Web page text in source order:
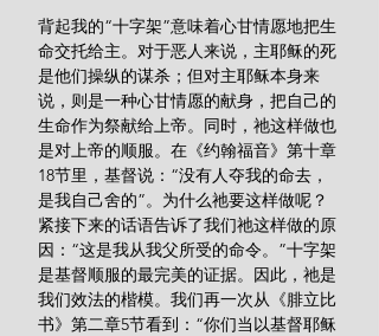
背起我的“十字架”意味着心甘情愿地把生
命交托给主。对于恶人来说，主耶稣的死
是他们操纵的谋杀；但对主耶稣本身来
说，则是一种心甘情愿的献身，把自己的
生命作为祭献给上帝。同时，祂这样做也
是对上帝的顺服。在《约翰福音》第十章
18节里，基督说：“没有人夺我的命去，
是我自己舍的”。为什么祂要这样做呢？
紧接下来的话语告诉了我们祂这样做的原
因：“这是我从我父所受的命令。”十字架
是基督顺服的最完美的证据。因此，祂是
我们效法的楷模。我们再一次从《腓立比
书》第二章5节看到：“你们当以基督耶稣